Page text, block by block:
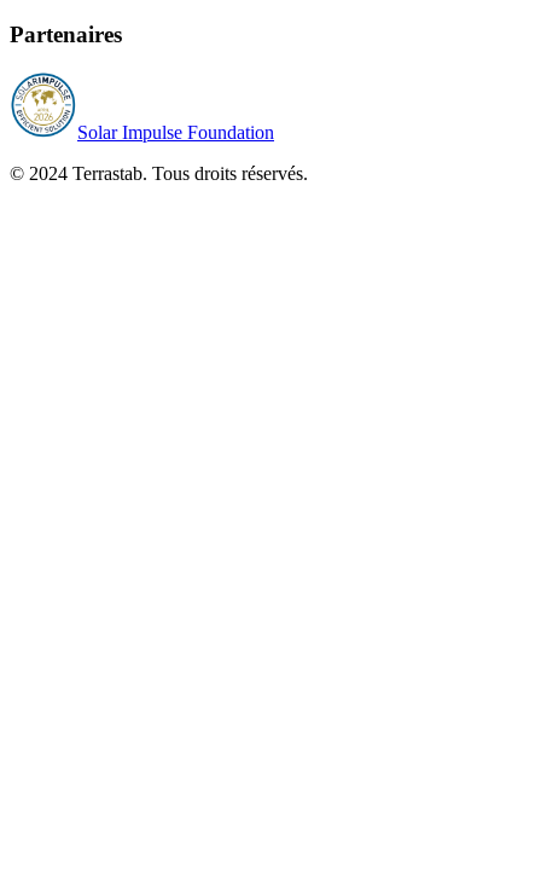
Partenaires
Solar Impulse Foundation
© 2024 Terrastab. Tous droits réservés.